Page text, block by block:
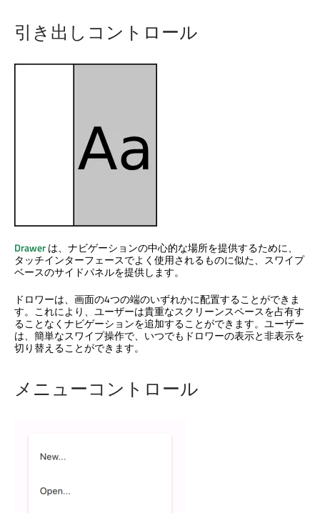
引き出しコントロール
Drawerは、ナビゲーションの中心的な場所を提供するために、
タッチインターフェースでよく使用されるものに似た、スワイプ
ベースのサイドパネルを提供します。
ドロワーは、画面の4つの端のいずれかに配置することができま
す。これにより、ユーザーは貴重なスクリーンスペースを占有す
ることなくナビゲーションを追加することができます。ユーザー
は、簡単なスワイプ操作で、いつでもドロワーの表示と非表示を
切り替えることができます。
メニューコントロール